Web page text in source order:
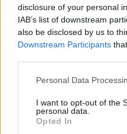
disclosure of your personal
IAB’s list of downstream
also be disclosed by us to
Downstream Participants
Please note that this
not limited to your visit or
grant or deny consent to
use your data for below
Personal Data
I want to opt-out of the
personal data.
Opted In
ΣΧΌΛΙΑ
ΠΡΟΣΘΕΣΤΕ ΤΟ